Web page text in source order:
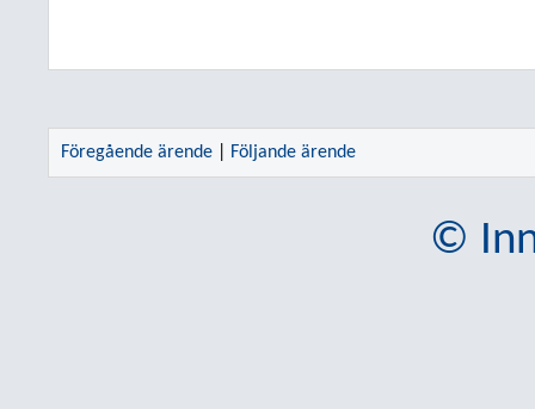
Föregående ärende Följande ärende
©